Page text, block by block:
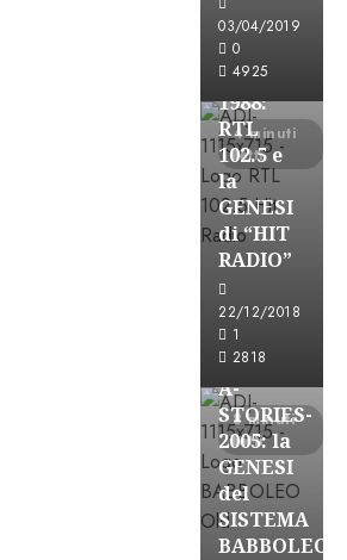
03/04/2019
0
4925
4 minuti
letti
FREE
A-
STORIES-
1988:
RTL
102.5 e
la
GENESI
di “HIT
RADIO”
22/12/2018
1
2818
8 minuti
letti
Formazione
FREE
A-
STORIES-
2005: la
GENESI
del
SISTEMA
BABBOLEO